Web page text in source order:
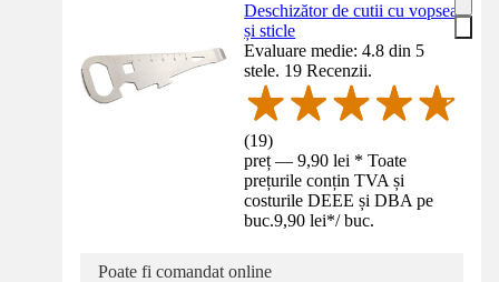
Deschizător de cutii cu vopsea
și sticle
Evaluare medie: 4.8 din 5
stele. 19 Recenzii.
(19)
preț — 9,90 lei * Toate
prețurile conțin TVA și
costurile DEEE și DBA pe
buc.9,90 lei*/ buc.
Poate fi comandat online